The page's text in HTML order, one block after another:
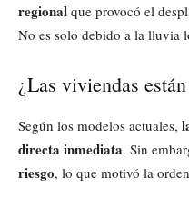
regional que provocó el
No es solo debido a la lluvia
¿Las viviendas
Según los modelos actuales,
directa inmediata. Sin
riesgo, lo que motivó la